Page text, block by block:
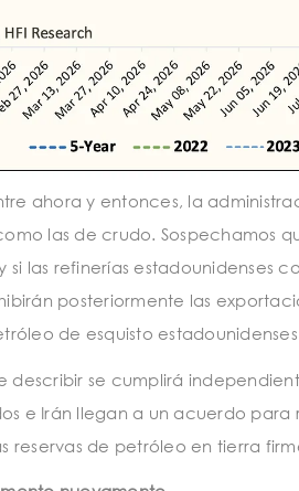
ahora y entonces, la
las de crudo. Sospechamos
si las refinerías estadounidenses
posteriormente las
de esquisto
describir se cumplirá
e Irán llegan a un acuerdo
reservas de petróleo en tierra